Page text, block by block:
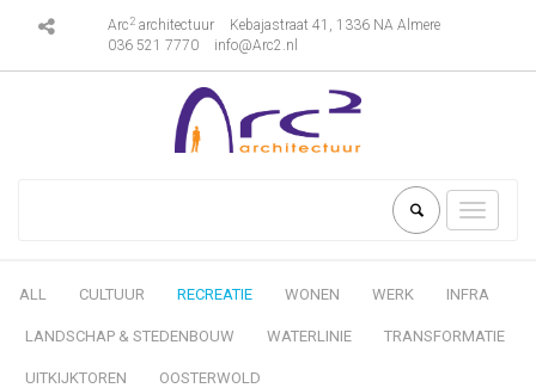
Arc 2architectuur
Kebajastraat 41, 1336 NA Almere
036 521 7770
info@Arc2.nl
Toggle
ALL CULTUUR RECREATIE WONEN WERK INFRA
LANDSCHAP & STEDENBOUW WATERLINIE TRANSFORMATIE
UITKIJKTOREN OOSTERWOLD